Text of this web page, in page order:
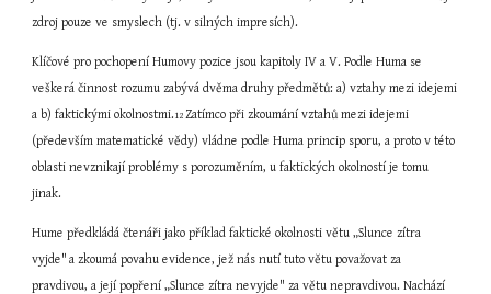
zdroj pouze ve smyslech (tj. v silných impresích).
Klíčové pro pochopení Humovy pozice jsou kapitoly IV a V. Podle Huma se
veškerá činnost rozumu zabývá dvěma druhy předmětů: a) vztahy mezi idejemi
a b) faktickými okolnostmi.12 Zatímco při zkoumání vztahů mezi idejemi
(především matematické vědy) vládne podle Huma princip sporu, a proto v této
oblasti nevznikají problémy s porozuměním, u faktických okolností je tomu
jinak.
Hume předkládá čtenáři jako příklad faktické okolnosti větu „Slunce zítra
vyjde" a zkoumá povahu evidence, jež nás nutí tuto větu považovat za
pravdivou, a její popření „Slunce zítra nevyjde" za větu nepravdivou. Nachází